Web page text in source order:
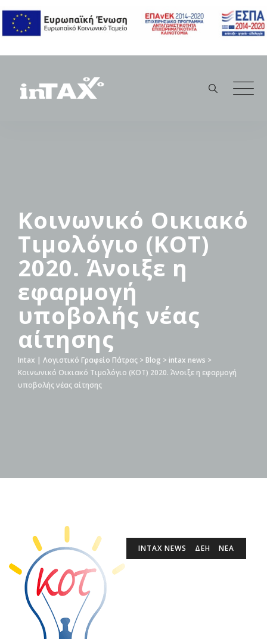
content
Κοινωνικό Οικιακό
Τιμολόγιο (ΚΟΤ)
2020. Άνοιξε η
εφαρμογή
υποβολής νέας
αίτησης
Intax | Λογιστικό Γραφείο Πάτρας > Blog > intax news >
Κοινωνικό Οικιακό Τιμολόγιο (ΚΟΤ) 2020. Άνοιξε η εφαρμογή
υποβολής νέας αίτησης
INTAX NEWS ΔΕΗ ΝΕΑ